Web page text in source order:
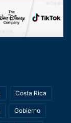
Costa Rica
Gobierno